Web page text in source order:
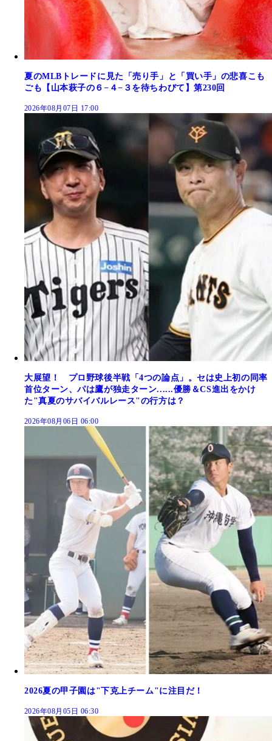
夏のMLBトレードに見た「売り手」と「買い手」の悲喜こも
ごも【山本萩子の６−４−３を待ちわびて】第230回
2026年08月07日 17:00
大展望！ プロ野球後半戦「4つの論点」。セは史上初の同率
首位ターン、パは鷹が独走ターン......優勝＆CS進出をかけ
た"真夏のサバイバルレース"の行方は？
2026年08月06日 06:00
2026夏の甲子園は"下克上チーム"に注目だ！
2026年08月05日 06:30